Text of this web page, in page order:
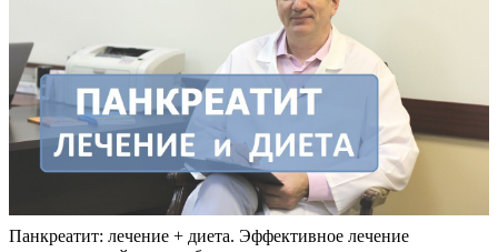
Панкреатит: лечение + диета. Эффективное лечение